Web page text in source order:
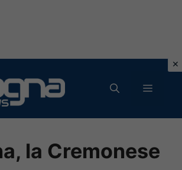
MENU
la Cremonese